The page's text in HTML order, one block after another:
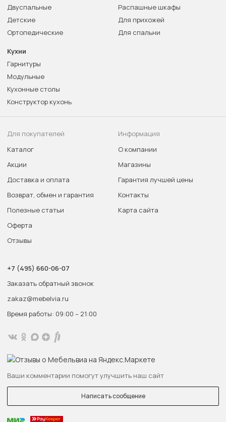
Двуспальные
Детские
Ортопедические
Распашные шкафы
Для прихожей
Для спальни
Кухни
Гарнитуры
Модульные
Кухонные столы
Конструктор кухонь
Для покупателей
Каталог
Акции
Доставка и оплата
Возврат, обмен и гарантия
Полезные статьи
Оферта
Отзывы
Информация
О компании
Магазины
Гарантия лучшей цены
Контакты
Карта сайта
+7 (495) 660-06-07
Заказать обратный звонок
zakaz@mebelvia.ru
Время работы: 09:00 – 21:00
Ваши комментарии помогут улучшить наш сайт
Написать сообщение